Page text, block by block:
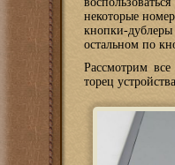
некоторые
кнопки-
остальном по
Рассмотрим
торец